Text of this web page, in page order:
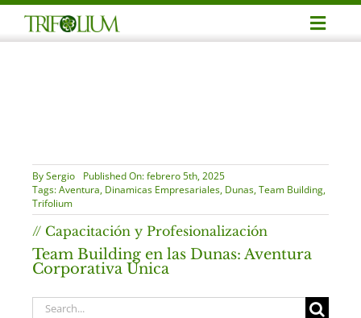
Skip
to
BySergio
Published On: febrero 5th, 2025
Tags:Aventura, Dinamicas Empresariales, Dunas,Team Building,
Trifolium
// Capacitación y Profesionalización
Team Building en las Dunas: Aventura
Corporativa Única
Search